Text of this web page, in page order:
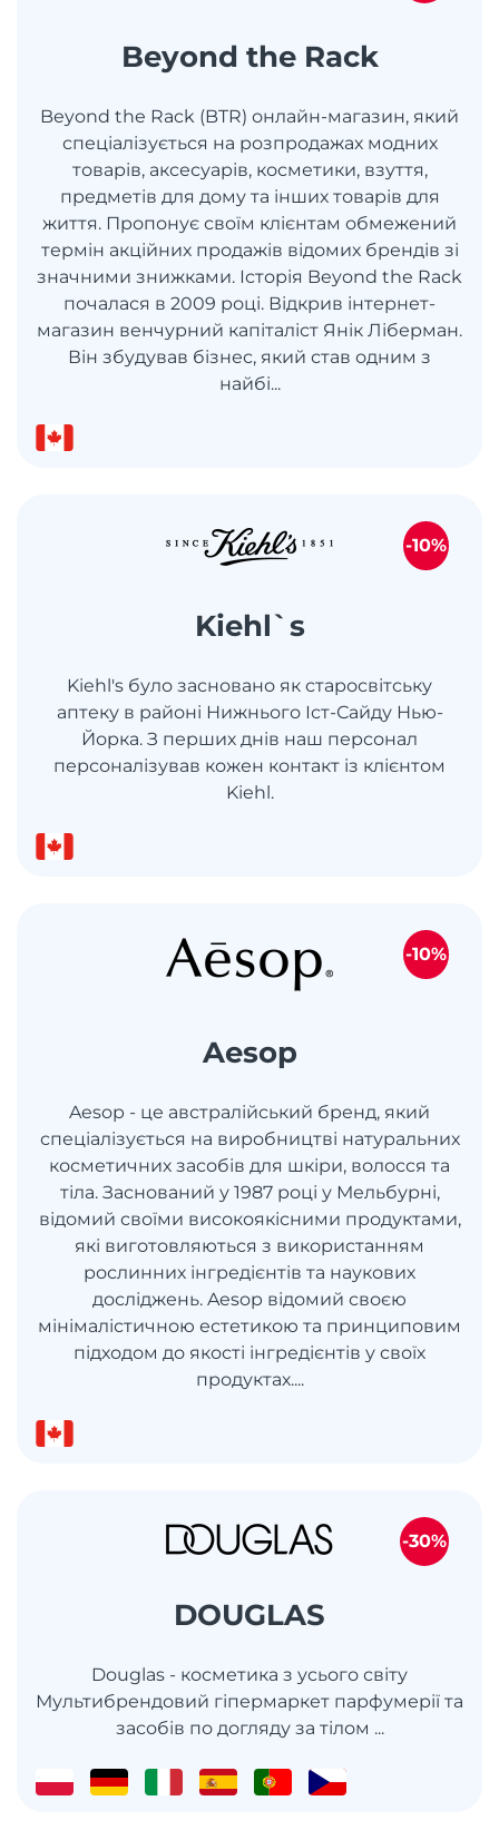
Beyond the Rack
Beyond the Rack (BTR) онлайн-магазин, який
спеціалізується на розпродажах модних
товарів, аксесуарів, косметики, взуття,
предметів для дому та інших товарів для
життя. Пропонує своїм клієнтам обмежений
термін акційних продажів відомих брендів зі
значними знижками. Історія Beyond the Rack
почалася в 2009 році. Відкрив інтернет-
магазин венчурний капіталіст Янік Ліберман.
Він збудував бізнес, який став одним з
найбі...
Kiehl`s
Kiehl's було засновано як старосвітську
аптеку в районі Нижнього Іст-Сайду Нью-
Йорка. З перших днів наш персонал
персоналізував кожен контакт із клієнтом
Kiehl.
-10%
Aesop
Aesop - це австралійський бренд, який
спеціалізується на виробництві натуральних
косметичних засобів для шкіри, волосся та
тіла. Заснований у 1987 році у Мельбурні,
відомий своїми високоякісними продуктами,
які виготовляються з використанням
рослинних інгредієнтів та наукових
досліджень. Aesop відомий своєю
мінімалістичною естетикою та принциповим
підходом до якості інгредієнтів у своїх
продуктах....
-10%
DOUGLAS
Douglas - косметика з усього світу
Мультибрендовий гіпермаркет парфумерії та
засобів по догляду за тілом ...
-30%